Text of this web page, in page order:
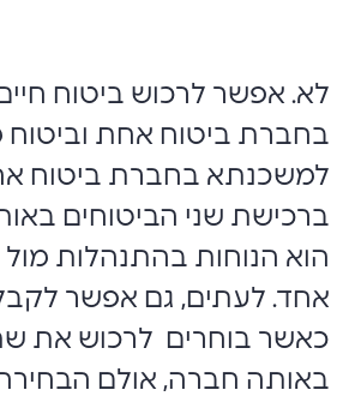
לא. אפשר לרכוש ביטוח
בחברת ביטוח אחת וביטוח
למשכנתא בחברת ביטוח
ברכישת שני הביטוחים
הוא הנוחות בהתנהלות
אחד. לעתים, גם אפשר
כאשר בוחרים לרכוש את
באותה חברה, אולם הבחירה